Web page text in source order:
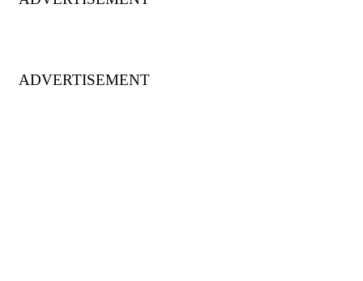
ADVERTISEMENT